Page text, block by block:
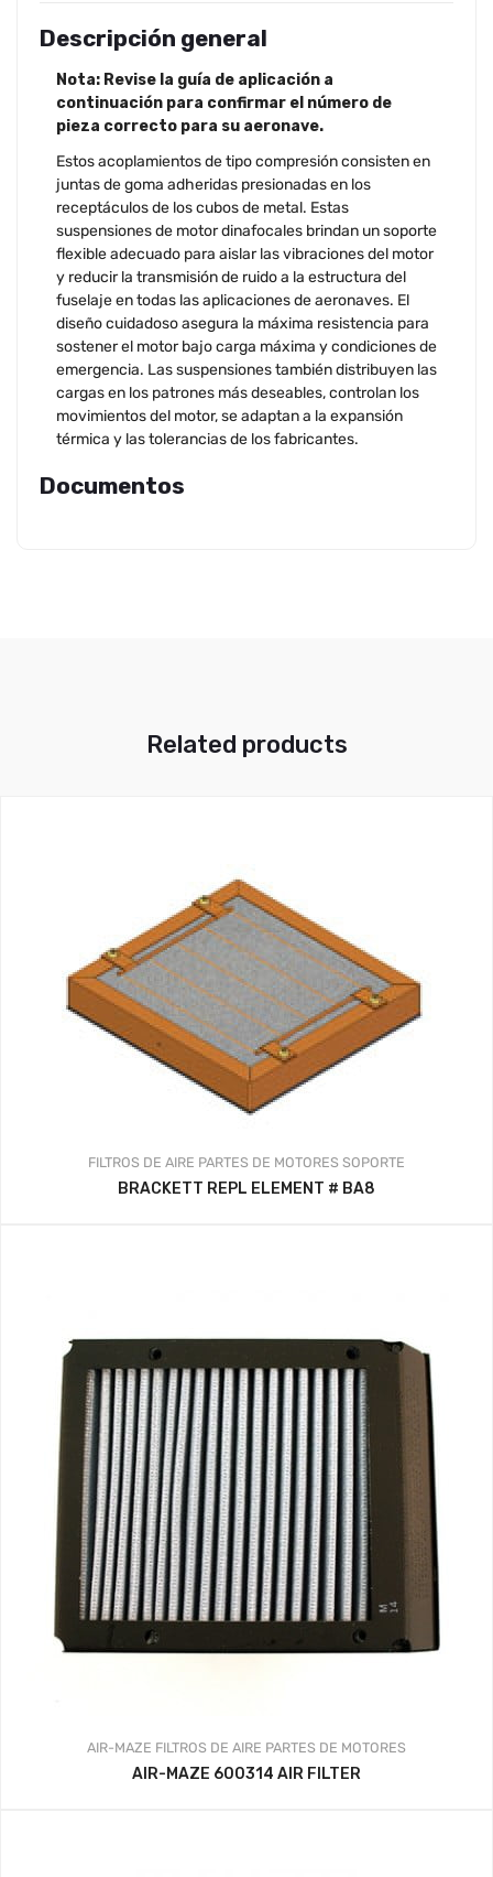
Descripción general
Nota: Revise la guía de aplicación a
continuación para confirmar el número de
pieza correcto para su aeronave.
Estos acoplamientos de tipo compresión consisten en
juntas de goma adheridas presionadas en los
receptáculos de los cubos de metal. Estas
suspensiones de motor dinafocales brindan un soporte
flexible adecuado para aislar las vibraciones del motor
y reducir la transmisión de ruido a la estructura del
fuselaje en todas las aplicaciones de aeronaves. El
diseño cuidadoso asegura la máxima resistencia para
sostener el motor bajo carga máxima y condiciones de
emergencia. Las suspensiones también distribuyen las
cargas en los patrones más deseables, controlan los
movimientos del motor, se adaptan a la expansión
térmica y las tolerancias de los fabricantes.
Documentos
Related products
FILTROS DE AIRE PARTES DE MOTORES SOPORTE
BRACKETT REPL ELEMENT # BA8
AIR-MAZE FILTROS DE AIRE PARTES DE MOTORES
AIR-MAZE 600314 AIR FILTER